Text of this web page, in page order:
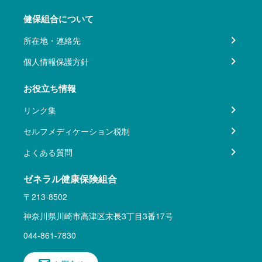
健保組合について
所在地・連絡先
個人情報保護方針
お役立ち情報
リンク集
セルフメディケーション税制
よくある質問
ゼネラル健康保険組合
〒213-8502
神奈川県川崎市高津区末長3丁目3番17号
044-861-7830